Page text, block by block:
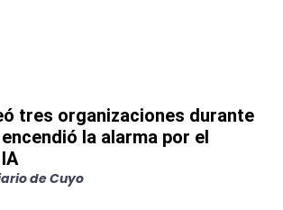
tres organizaciones durante
la alarma por el
de Cuyo